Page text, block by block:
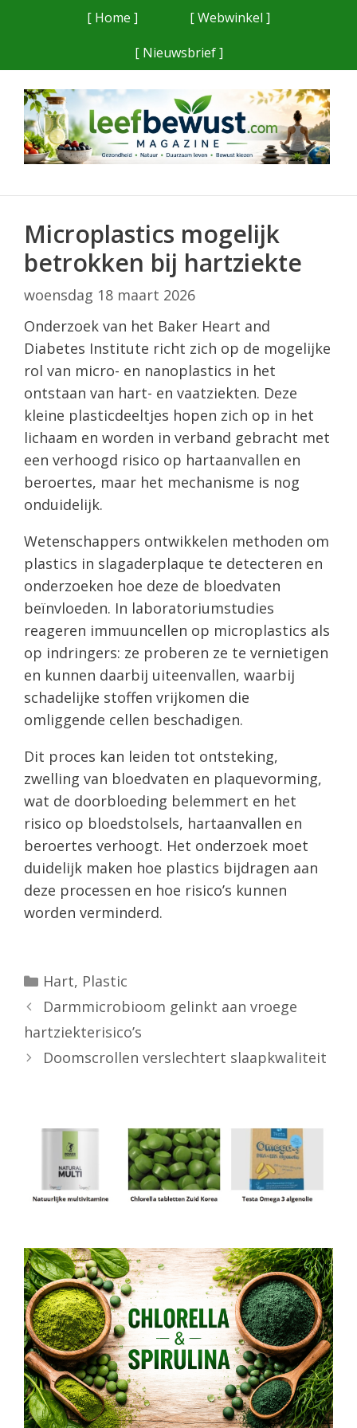
[ Home ]
[ Webwinkel ]
[ Nieuwsbrief ]
Microplastics mogelijk
betrokken bij hartziekte
woensdag 18 maart 2026
Onderzoek van het Baker Heart and
Diabetes Institute richt zich op de mogelijke
rol van micro- en nanoplastics in het
ontstaan van hart- en vaatziekten. Deze
kleine plasticdeeltjes hopen zich op in het
lichaam en worden in verband gebracht met
een verhoogd risico op hartaanvallen en
beroertes, maar het mechanisme is nog
onduidelijk.
Wetenschappers ontwikkelen methoden om
plastics in slagaderplaque te detecteren en
onderzoeken hoe deze de bloedvaten
beïnvloeden. In laboratoriumstudies
reageren immuuncellen op microplastics als
op indringers: ze proberen ze te vernietigen
en kunnen daarbij uiteenvallen, waarbij
schadelijke stoffen vrijkomen die
omliggende cellen beschadigen.
Dit proces kan leiden tot ontsteking,
zwelling van bloedvaten en plaquevorming,
wat de doorbloeding belemmert en het
risico op bloedstolsels, hartaanvallen en
beroertes verhoogt. Het onderzoek moet
duidelijk maken hoe plastics bijdragen aan
deze processen en hoe risico’s kunnen
worden verminderd.
Categorieën
Hart, Plastic
Darmmicrobioom gelinkt aan vroege
hartziekterisico’s
Doomscrollen verslechtert slaapkwaliteit